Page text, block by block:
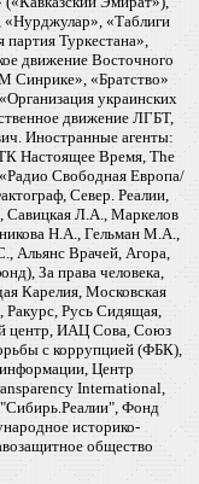
«Таблиги
Туркестана»,
движение Восточного
«Братство»
украинских
движение ЛГБТ,
Иностранные агенты:
Настоящее Время, The
Свободная Европа/
Север. Реалии,
Л.А., Маркелов
Н.А., Гельман М.А.,
Альянс Врачей, Агора,
За права человека,
Карелия, Московская
Ракурс, Русь Сидящая,
центр, ИАЦ Сова, Союз
с коррупцией (ФБК),
Центр
International,
Фонд
историко-
общество